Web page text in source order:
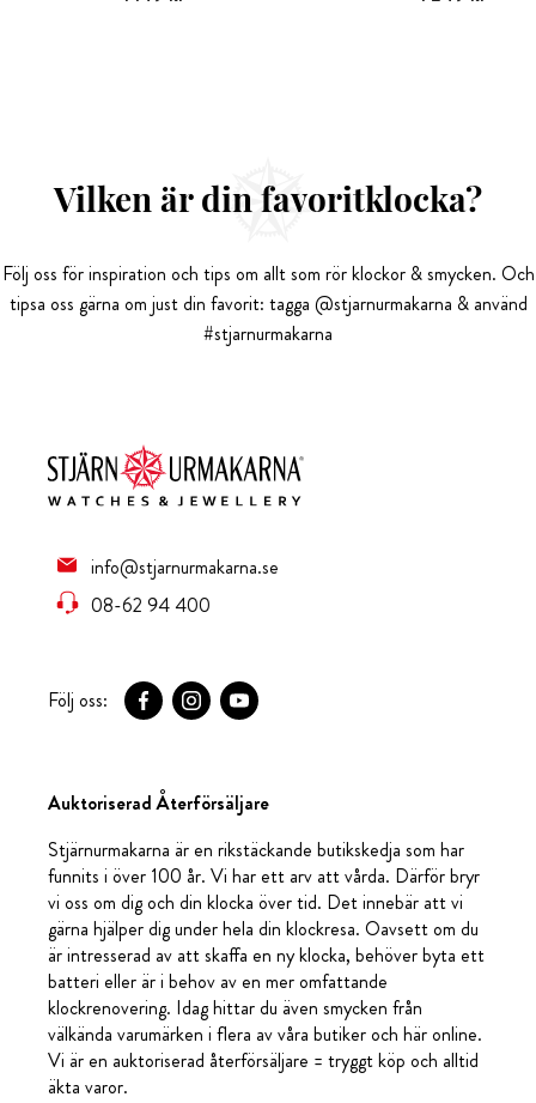
Vilken är din favoritklocka?
Följ oss för inspiration och tips om allt som rör klockor & smycken. Och
tipsa oss gärna om just din favorit: tagga @stjarnurmakarna & använd
#stjarnurmakarna
info@stjarnurmakarna.se
08-62 94 400
Följ oss:
Auktoriserad Återförsäljare
Stjärnurmakarna är en rikstäckande butikskedja som har
funnits i över 100 år. Vi har ett arv att vårda. Därför bryr
vi oss om dig och din klocka över tid. Det innebär att vi
gärna hjälper dig under hela din klockresa. Oavsett om du
är intresserad av att skaffa en ny klocka, behöver byta ett
batteri eller är i behov av en mer omfattande
klockrenovering. Idag hittar du även smycken från
välkända varumärken i flera av våra butiker och här online.
Vi är en auktoriserad återförsäljare = tryggt köp och alltid
äkta varor.